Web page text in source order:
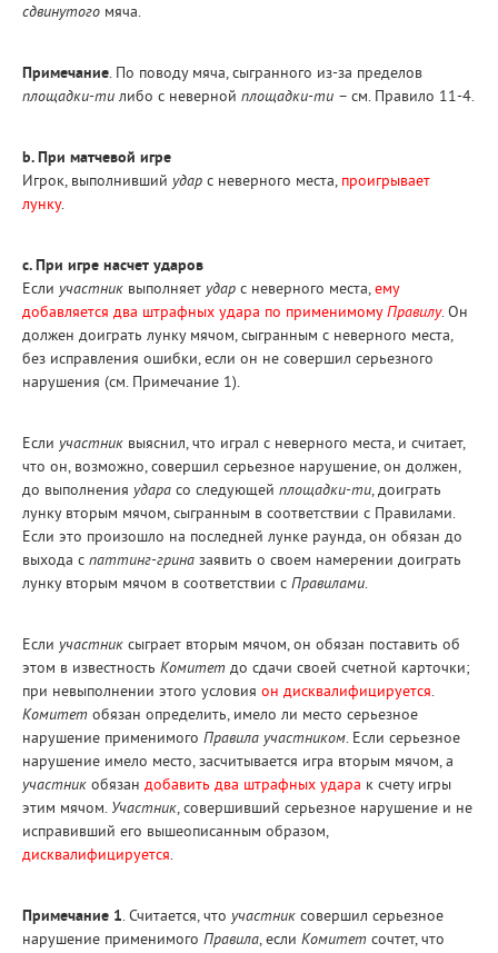
сдвинутого мяча.
Примечание. По поводу мяча, сыгранного из-за пределов
площадки-ти либо с неверной площадки-ти – см. Правило 11-4.
b. При матчевой игре
Игрок, выполнивший удар с неверного места, проигрывает
лунку.
c. При игре насчет ударов
Если участник выполняет удар с неверного места,ему
добавляется два штрафных удара по применимомуПравилу. Он
должен доиграть лунку мячом, сыгранным с неверного места,
без исправления ошибки, если он не совершил серьезного
нарушения (см. Примечание 1).
Если участник выяснил, что играл с неверного места, и считает,
что он, возможно, совершил серьезное нарушение, он должен,
до выполнения удара со следующей площадки-ти, доиграть
лунку вторым мячом, сыгранным в соответствии с Правилами.
Если это произошло на последней лунке раунда, он обязан до
выхода с паттинг-грина заявить о своем намерении доиграть
лунку вторым мячом в соответствии с Правилами.
Если участник сыграет вторым мячом, он обязан поставить об
этом в известность Комитет до сдачи своей счетной карточки;
при невыполнении этого условия он дисквалифицируется.
Комитет обязан определить, имело ли место серьезное
нарушение применимого Правила участником. Если серьезное
нарушение имело место, засчитывается игра вторым мячом, а
участник обязан добавить два штрафных удара к счету игры
этим мячом. Участник, совершивший серьезное нарушение и не
исправивший его вышеописанным образом,
дисквалифицируется.
Примечание 1. Считается, что участник совершил серьезное
нарушение применимого Правила, если Комитет сочтет, что